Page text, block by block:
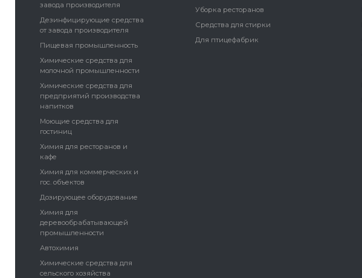
завода производителя
Дезинфицирующие средства
от завода производителя
Пищевая промышленность
Химические средства для
молочной промышленности
Химические средства для
предприятий производства
напитков
Моющие средства для
гостиниц
Химия для ресторанов и
кафе
Химия для коммерческих и
гос. объектов
Дозирующее оборудование
Химия для
деревообрабатывающей
промышленности
Автохимия
Химические средства для
сельского хозяйства
Уборка ресторанов
Средства для стирки
Для птицефабрик